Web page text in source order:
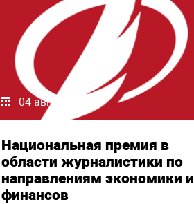
04 августа 2026
Национальная премия в
области журналистики по
направлениям экономики и
финансов